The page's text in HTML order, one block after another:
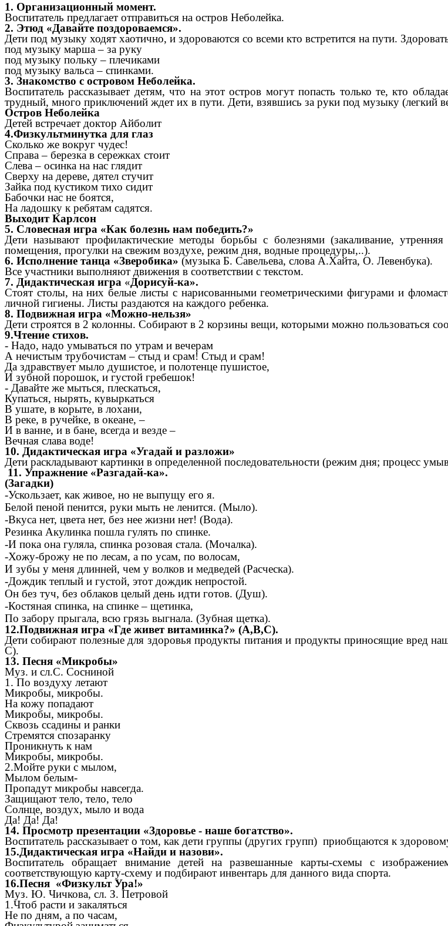
1. Организационный момент.
Воспитатель предлагает отправиться на остров Неболейка.
2. Этюд «Давайте поздороваемся».
Дети под музыку ходят хаотично, и здороваются со всеми кто встретится на пути.
под музыку марша – за руку
под музыку польку – плечиками
под музыку вальса – спинками.
3. Знакомство с островом Неболейка.
Воспитатель рассказывает детям, что на этот остров могут попасть только те, кто
трудный, много приключений ждет их в пути. Дети, взявшись за руки под музыку (легкий
Остров Неболейка
Детей встречает доктор Айболит
4.Физкультминутка для глаз
Сколько же вокруг чудес!
Справа – березка в сережках стоит
Слева – осинка на нас глядит
Сверху на дереве, дятел стучит
Зайка под кустиком тихо сидит
Бабочки нас не боятся,
На ладошку к ребятам садятся.
Выходит Карлсон
5. Словесная игра «Как болезнь нам победить?»
Дети называют профилактические методы борьбы с болезнями (закаливание,
помещения, прогулки на свежим воздухе, режим дня, водные процедуры,..).
6. Исполнение танца «Зверобика» (музыка Б. Савельева, слова А.Хайта, О. Левенбука).
Все участники выполняют движения в соответствии с текстом.
7. Дидактическая игра «Дорисуй-ка».
Стоят столы, на них белые листы с нарисованными геометрическими фигурами и
личной гигиены. Листы раздаются на каждого ребенка.
8. Подвижная игра «Можно-нельзя»
Дети строятся в 2 колонны. Собирают в 2 корзины вещи, которыми можно пользоваться
9.Чтение стихов.
- Надо, надо умываться по утрам и вечерам
А нечистым трубочистам – стыд и срам! Стыд и срам!
Да здравствует мыло душистое, и полотенце пушистое,
И зубной порошок, и густой гребешок!
- Давайте же мыться, плескаться,
Купаться, нырять, кувыркаться
В ушате, в корыте, в лохани,
В реке, в ручейке, в океане, –
И в ванне, и в бане, всегда и везде –
Вечная слава воде!
10. Дидактическая игра «Угадай и разложи»
Дети раскладывают картинки в определенной последовательности (режим дня; процесс
11. Упражнение «Разгадай-ка».
(Загадки)
-Ускользает, как живое, но не выпущу его я.
Белой пеной пенится, руки мыть не ленится. (Мыло).
-Вкуса нет, цвета нет, без нее жизни нет! (Вода).
Резинка Акулинка пошла гулять по спинке.
-И пока она гуляла, спинка розовая стала. (Мочалка).
-Хожу-брожу не по лесам, а по усам, по волосам,
И зубы у меня длинней, чем у волков и медведей (Расческа).
-Дождик теплый и густой, этот дождик непростой.
Он без туч, без облаков целый день идти готов. (Душ).
-Костяная спинка, на спинке – щетинка,
По забору прыгала, всю грязь выгнала. (Зубная щетка).
12.Подвижная игра «Где живет витаминка?» (А,В,С).
Дети собирают полезные для здоровья продукты питания и продукты приносящие вред
С).
13. Песня «Микробы»
Муз. и сл.С. Сосниной
1. По воздуху летают
Микробы, микробы.
На кожу попадают
Микробы, микробы.
Сквозь ссадины и ранки
Стремятся спозаранку
Проникнуть к нам
Микробы, микробы.
2.Мойте руки с мылом,
Мылом белым-
Пропадут микробы навсегда.
Защищают тело, тело, тело
Солнце, воздух, мыло и вода
Да! Да! Да!
14. Просмотр презентации «Здоровье - наше богатство».
Воспитатель рассказывает о том, как дети группы (других групп) приобщаются к
15.Дидактическая игра «Найди и назови».
Воспитатель обращает внимание детей на развешанные карты-схемы с
соответствующую карту-схему и подбирают инвентарь для данного вида спорта.
16.Песня «Физкульт Ура!»
Муз. Ю. Чичкова, сл. З. Петровой
1.Чтоб расти и закаляться
Не по дням, а по часам,